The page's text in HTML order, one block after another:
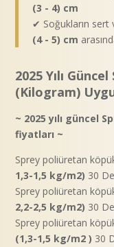
(3 - 4) cm
✔ Soğukların sert
(4 - 5) cm
2025 Yılı
(Kilogram)
~ 2025 yılı güncel
fiyatları ~
Sprey poliüretan
1,3-1,5 kg/m2) 30
Sprey poliüretan
2,2-2,5 kg/m2) 30
Sprey poliüretan
(1,3-1,5 kg/m2 ) 30